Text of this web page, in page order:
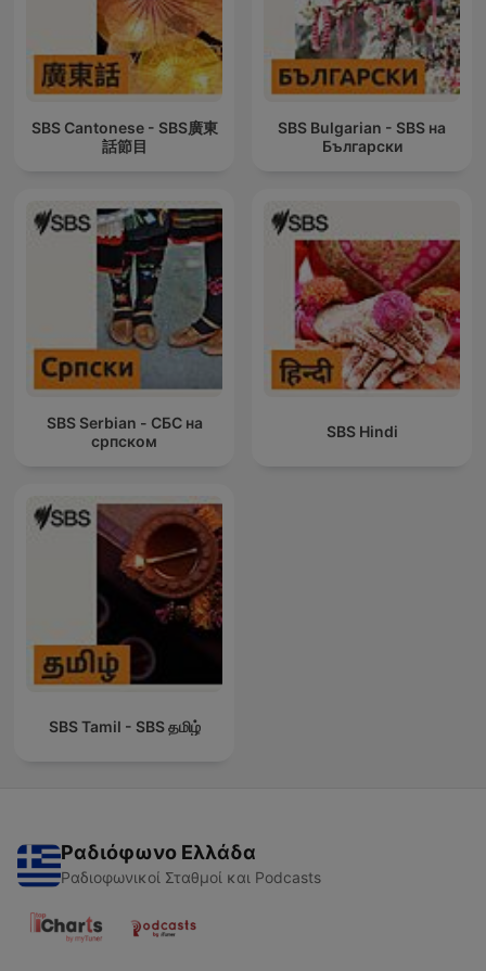
SBS Cantonese - SBS廣東
話節目
SBS Bulgarian - SBS на
Български
SBS Serbian - СБС на
српском
SBS Hindi
SBS Tamil - SBS தமிழ்
Ραδιόφωνο Ελλάδα
Ραδιοφωνικοί Σταθμοί και Podcasts